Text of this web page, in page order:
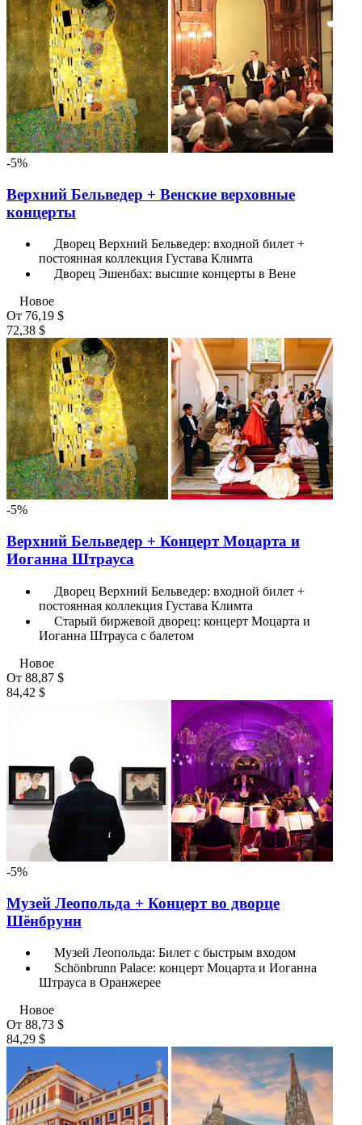
-5%
Верхний Бельведер + Венские верховные
концерты
Дворец Верхний Бельведер: входной билет +
постоянная коллекция Густава Климта
Дворец Эшенбах: высшие концерты в Вене
Новое
От 76,19 $
72,38 $
-5%
Верхний Бельведер + Концерт Моцарта и
Иоганна Штрауса
Дворец Верхний Бельведер: входной билет +
постоянная коллекция Густава Климта
Старый биржевой дворец: концерт Моцарта и
Иоганна Штрауса с балетом
Новое
От 88,87 $
84,42 $
-5%
Музей Леопольда + Концерт во дворце
Шёнбрунн
Музей Леопольда: Билет с быстрым входом
Schönbrunn Palace: концерт Моцарта и Иоганна
Штрауса в Оранжерее
Новое
От 88,73 $
84,29 $